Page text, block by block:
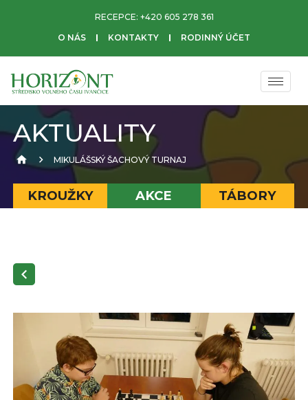
RECEPCE: +420 605 278 361
O NÁS
KONTAKTY RODINNÝ ÚČET
AKTUALITY
MIKULÁŠSKÝ ŠACHOVÝ TURNAJ
KROUŽKY AKCE TÁBORY